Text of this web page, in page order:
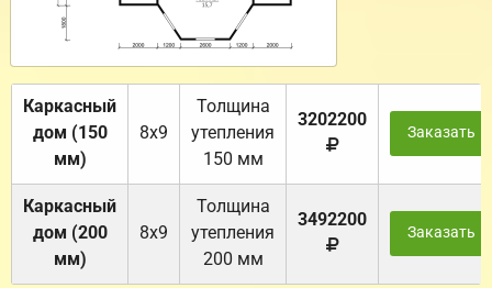
Каркасный
дом (150
мм)
8х9
Толщина
утепления
150 мм
3202200
Заказать
Каркасный
дом (200
мм)
8х9
Толщина
утепления
200 мм
3492200
Заказать